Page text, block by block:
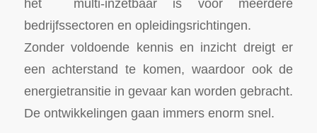
het multi-inzetbaar is voor meerdere
bedrijfssectoren en opleidingsrichtingen.
Zonder voldoende kennis en inzicht dreigt er
een achterstand te komen, waardoor ook de
energietransitie in gevaar kan worden gebracht.
De ontwikkelingen gaan immers enorm snel.